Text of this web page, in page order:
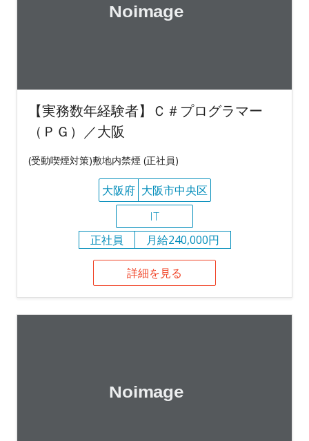
【実務数年経験者】Ｃ＃プログラマー
（ＰＧ）／大阪
(受動喫煙対策)敷地内禁煙 (正社員)
大阪府 大阪市中央区
IT
正社員
月給240,000円
詳細を見る